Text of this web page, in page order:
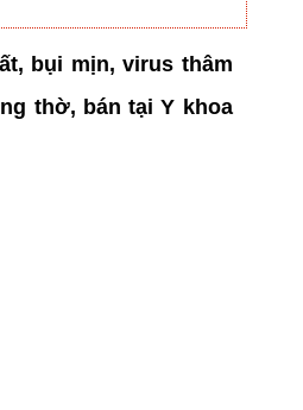
bụi mịn, virus thâm
thờ, bán tại Y khoa